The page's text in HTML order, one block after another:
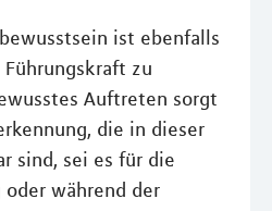
ist ebenfalls
zu
Auftreten sorgt
die in dieser
sind, sei es für die
während der